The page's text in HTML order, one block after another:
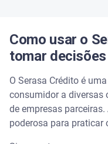
Como usar o
tomar
O Serasa Crédito é
consumidor a diversas
de empresas
poderosa para praticar